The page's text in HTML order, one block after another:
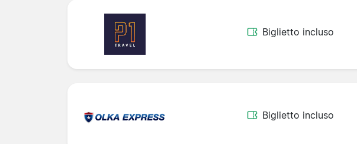
Biglietto incluso
Biglietto incluso